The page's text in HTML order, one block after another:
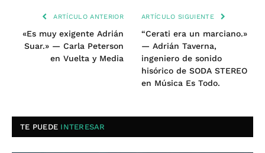
ARTÍCULO ANTERIOR
«Es muy exigente Adrián
Suar.» — Carla Peterson
en Vuelta y Media
ARTÍCULO SIGUIENTE
“Cerati era un marciano.»
— Adrián Taverna,
ingeniero de sonido
hisórico de SODA STEREO
en Música Es Todo.
TE PUEDE INTERESAR